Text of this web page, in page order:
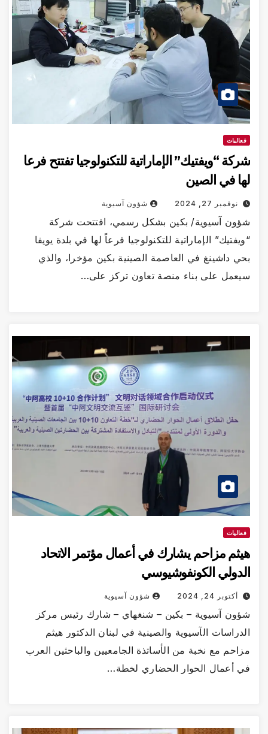
فعاليات
شركة “ويفتيك” الإماراتية للتكنولوجيا تفتتح فرعا
لها في الصين
نوفمبر 27, 2024 شؤون آسيوية
شؤون آسيوية/ بكين بشكل رسمي، افتتحت شركة
“ويفتيك” الإماراتية للتكنولوجيا فرعاً لها في بلدة يويفا
بحي داشينغ في العاصمة الصينية بكين مؤخرا، والذي
سيعمل على بناء منصة تعاون تركز على…
فعاليات
هيثم مزاحم يشارك في أعمال مؤتمر الاتحاد
الدولي الكونفوشيوسي
أكتوبر 24, 2024 شؤون آسيوية
شؤون آسيوية – بكين – شنغهاي – شارك رئيس مركز
الدراسات الآسيوية والصينية في لبنان الدكتور هيثم
مزاحم مع نخبة من الأساتذة الجامعيين والباحثين العرب
في أعمال الحوار الحضاري لخطة…